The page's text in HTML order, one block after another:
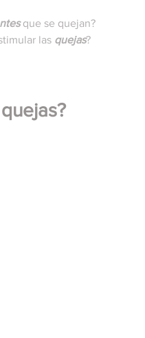
que se quejan?
las quejas?